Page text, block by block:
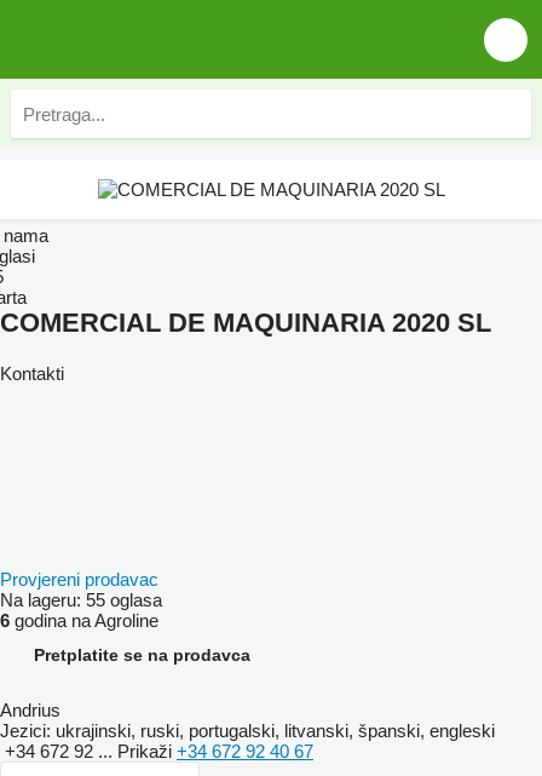
COMERCIAL DE MAQUINARIA 2020 SL
Kontakti
Provjereni prodavac
Na lageru: 55 oglasa
6 godina na Agroline
Pretplatite se na prodavca
Andrius
Jezici: ukrajinski, ruski, portugalski, litvanski, španski, engleski
+34 672 92 ... Prikaži +34 672 92 40 67